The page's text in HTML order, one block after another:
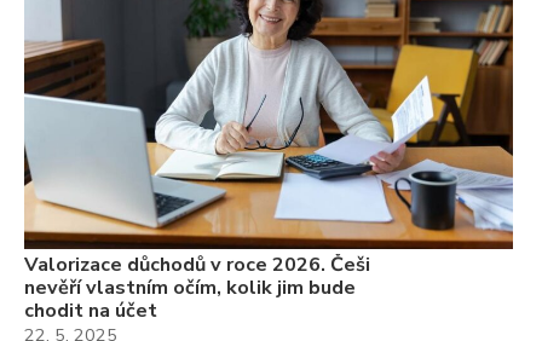
Valorizace důchodů v roce 2026. Češi
nevěří vlastním očím, kolik jim bude
chodit na účet
22. 5. 2025